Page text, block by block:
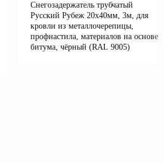
Снегозадержатель трубчатый
Русский Рубеж 20х40мм, 3м, для
кровли из металлочерепицы,
профнастила, материалов на основе
битума, чёрный (RAL 9005)